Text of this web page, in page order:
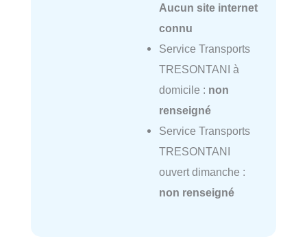
Aucun site internet
connu
Service Transports
TRESONTANI à
domicile : non
renseigné
Service Transports
TRESONTANI
ouvert dimanche :
non renseigné